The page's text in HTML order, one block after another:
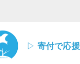
▷ 寄付で応